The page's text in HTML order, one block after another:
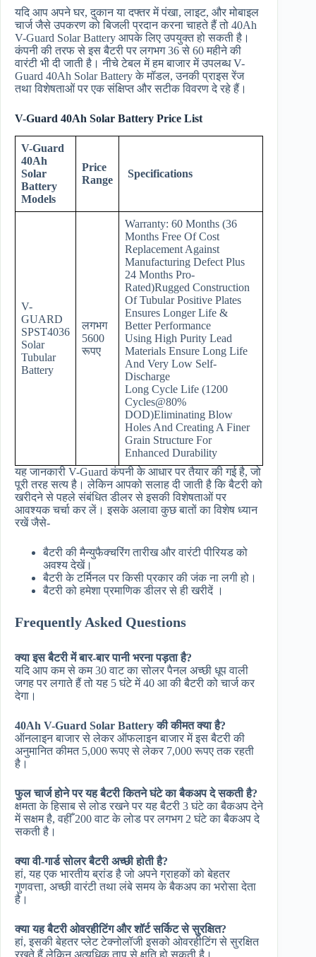
यदि आप अपने घर, दुकान या दफ्तर में पंखा, लाइट, और मोबाइल
चार्ज जैसे उपकरण को बिजली प्रदान करना चाहते हैं तो 40Ah
V-Guard Solar Battery आपके लिए उपयुक्त हो सकती है।
कंपनी की तरफ से इस बैटरी पर लगभग 36 से 60 महीने की
वारंटी भी दी जाती है। नीचे टेबल में हम बाजार में उपलब्ध V-
Guard 40Ah Solar Battery के मॉडल, उनकी प्राइस रेंज
तथा विशेषताओं पर एक संक्षिप्त और सटीक विवरण दे रहे हैं।
V-Guard 40Ah Solar Battery Price List
V-Guard
40Ah
Solar
Battery
Models
Price
Range
Specifications
V-
GUARD
SPST4036
Solar
Tubular
Battery
लगभग
5600
रूपए
Warranty: 60 Months (36
Months Free Of Cost
Replacement Against
Manufacturing Defect Plus
24 Months Pro-
Rated)Rugged Construction
Of Tubular Positive Plates
Ensures Longer Life &
Better Performance
Using High Purity Lead
Materials Ensure Long Life
And Very Low Self-
Discharge
Long Cycle Life (1200
Cycles@80%
DOD)Eliminating Blow
Holes And Creating A Finer
Grain Structure For
Enhanced Durability
यह जानकारी V-Guard कंपनी के आधार पर तैयार की गई है, जो
पूरी तरह सत्य है। लेकिन आपको सलाह दी जाती है कि बैटरी को
खरीदने से पहले संबंधित डीलर से इसकी विशेषताओं पर
आवश्यक चर्चा कर लें। इसके अलावा कुछ बातों का विशेष ध्यान
रखें जैसे-
बैटरी की मैन्युफैक्चरिंग तारीख और वारंटी पीरियड को
अवश्य देखें।
बैटरी के टर्मिनल पर किसी प्रकार की जंक ना लगी हो।
बैटरी को हमेशा प्रमाणिक डीलर से ही खरीदें ।
Frequently Asked Questions
क्या इस बैटरी में बार-बार पानी भरना पड़ता है?
यदि आप कम से कम 30 वाट का सोलर पैनल अच्छी धूप वाली
जगह पर लगाते हैं तो यह 5 घंटे में 40 आ की बैटरी को चार्ज कर
देगा।
40Ah V-Guard Solar Battery की कीमत क्या है?
ऑनलाइन बाजार से लेकर ऑफलाइन बाजार में इस बैटरी की
अनुमानित कीमत 5,000 रूपए से लेकर 7,000 रूपए तक रहती
है।
फुल चार्ज होने पर यह बैटरी कितने घंटे का बैकअप दे सकती है?
क्षमता के हिसाब से लोड रखने पर यह बैटरी 3 घंटे का बैकअप देने
में सक्षम है, वहीँ 200 वाट के लोड पर लगभग 2 घंटे का बैकअप दे
सकती है।
क्या वी-गार्ड सोलर बैटरी अच्छी होती है?
हां, यह एक भारतीय ब्रांड है जो अपने ग्राहकों को बेहतर
गुणवत्ता, अच्छी वारंटी तथा लंबे समय के बैकअप का भरोसा देता
है।
क्या यह बैटरी ओवरहीटिंग और शॉर्ट सर्किट से सुरक्षित?
हां, इसकी बेहतर प्लेट टेक्नोलॉजी इसको ओवरहीटिंग से सुरक्षित
रखते हैं लेकिन अत्यधिक ताप से क्षति हो सकती है।